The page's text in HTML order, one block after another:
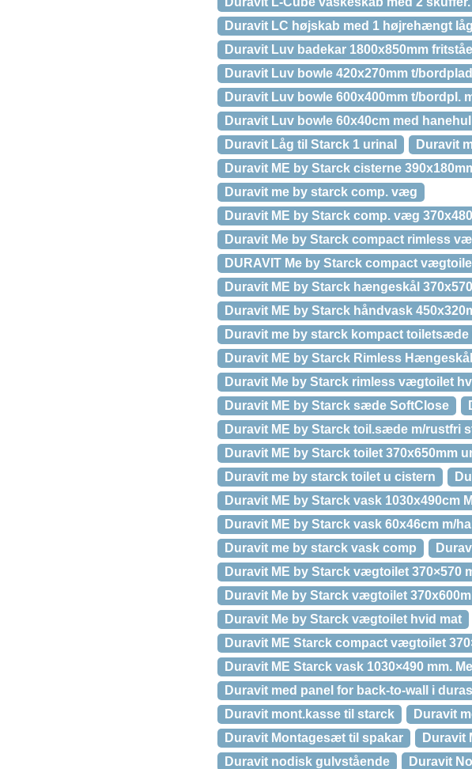
Duravit LC højskab med 1 højrehængt
Duravit Luv badekar 1800x850mm
Duravit Luv bowle 420x270mm t/
Duravit Luv bowle 600x400mm t/bordpl.
Duravit Luv bowle 60x40cm med
Duravit Låg til Starck 1 urinal
Duravit
Duravit ME by Starck cisterne
Duravit me by starck comp. væg
Duravit ME by Starck comp. væg
Duravit Me by Starck compact rimless
DURAVIT Me by Starck compact
Duravit ME by Starck hængeskål
Duravit ME by Starck håndvask
Duravit me by starck kompact
Duravit ME by Starck Rimless
Duravit Me by Starck rimless vægtoilet
Duravit ME by Starck sæde SoftClose
Duravit ME by Starck toil.sæde m/rustfri
Duravit ME by Starck toilet 370x650mm
Duravit me by starck toilet u cistern
Duravit ME by Starck vask 1030x490cm
Duravit ME by Starck vask 60x46cm m/
Duravit me by starck vask comp
Duravit ME by Starck vægtoilet 370×570
Duravit Me by Starck vægtoilet
Duravit Me by Starck vægtoilet hvid mat
Duravit ME Starck compact vægtoilet
Duravit ME Starck vask 1030×490 mm.
Duravit med panel for back-to-wall i
Duravit mont.kasse til starck
Duravit
Duravit Montagesæt til spakar
Duravit
Duravit nodisk gulvstående
Duravit